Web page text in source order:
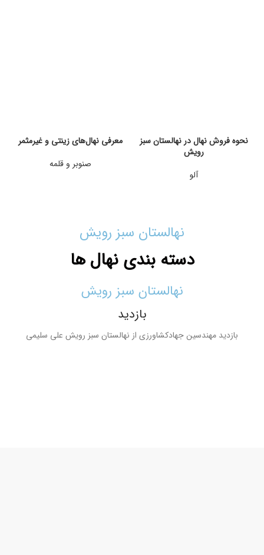
نحوه فروش نهال در نهالستان سبز
رویش
آلو
معرفی نهال‌های زینتی و غیرمثمر
صنوبر و قلمه
نهالستان سبز رویش
دسته بندی نهال ها
نهالستان سبز رویش
بازدید
بازدید مهندسين جهادکشاورزی از نهالستان سبز رویش علی سلیمی